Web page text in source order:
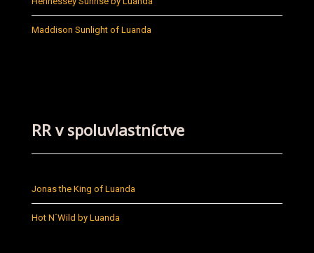
Maddison Sunlight of Luanda
RR v spoluvlastníctve
Jonas the King of Luanda
Hot N´Wild by Luanda